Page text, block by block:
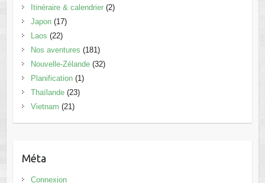
Itinéraire & calendrier(2)
Japon(17)
Laos (22)
Nos aventures (181)
Nouvelle-Zélande(32)
Planification(1)
Thaïlande(23)
Vietnam (21)
Méta
Connexion